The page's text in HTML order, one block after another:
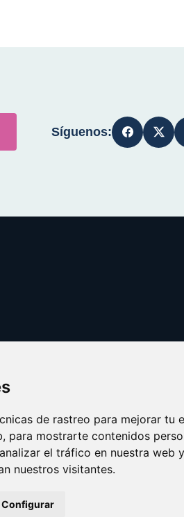
de rastreo para mejorar tu
para mostrarte contenidos
el tráfico en nuestra web
nuestros visitantes.
Configurar
Síguenos: